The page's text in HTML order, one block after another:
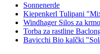
Sonnenerde
Kiepenkerl Tulipani
Windhager Silos za
Torba za rastline
Bavicchi Bio kalčki